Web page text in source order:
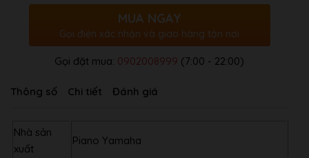
MUA NGAY
Gọi điện xác nhận và giao hàng tận nơi
Gọi đặt mua: 0902008999 (7:00 - 22:00)
Thông số Chi tiết Đánh giá
Nhà sản
xuất
Piano Yamaha